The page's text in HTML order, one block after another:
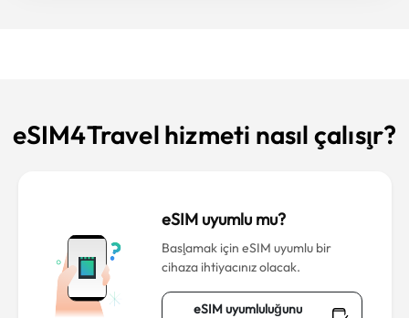
eSIM4Travel hizmeti nasıl çalışır?
eSIM uyumlu mu?
Başlamak için eSIM uyumlu bir
cihaza ihtiyacınız olacak.
eSIM uyumluluğunu